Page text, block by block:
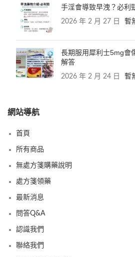
手淫會導致早洩？必利
2026 年 2 月 27 日 暫
長期服用犀利士5mg會
解答
2026 年 2 月 24 日 暫
網站導航
首頁
所有商品
無處方箋購藥說明
處方箋領藥
最新消息
問答Q&A
認識我們
聯絡我們